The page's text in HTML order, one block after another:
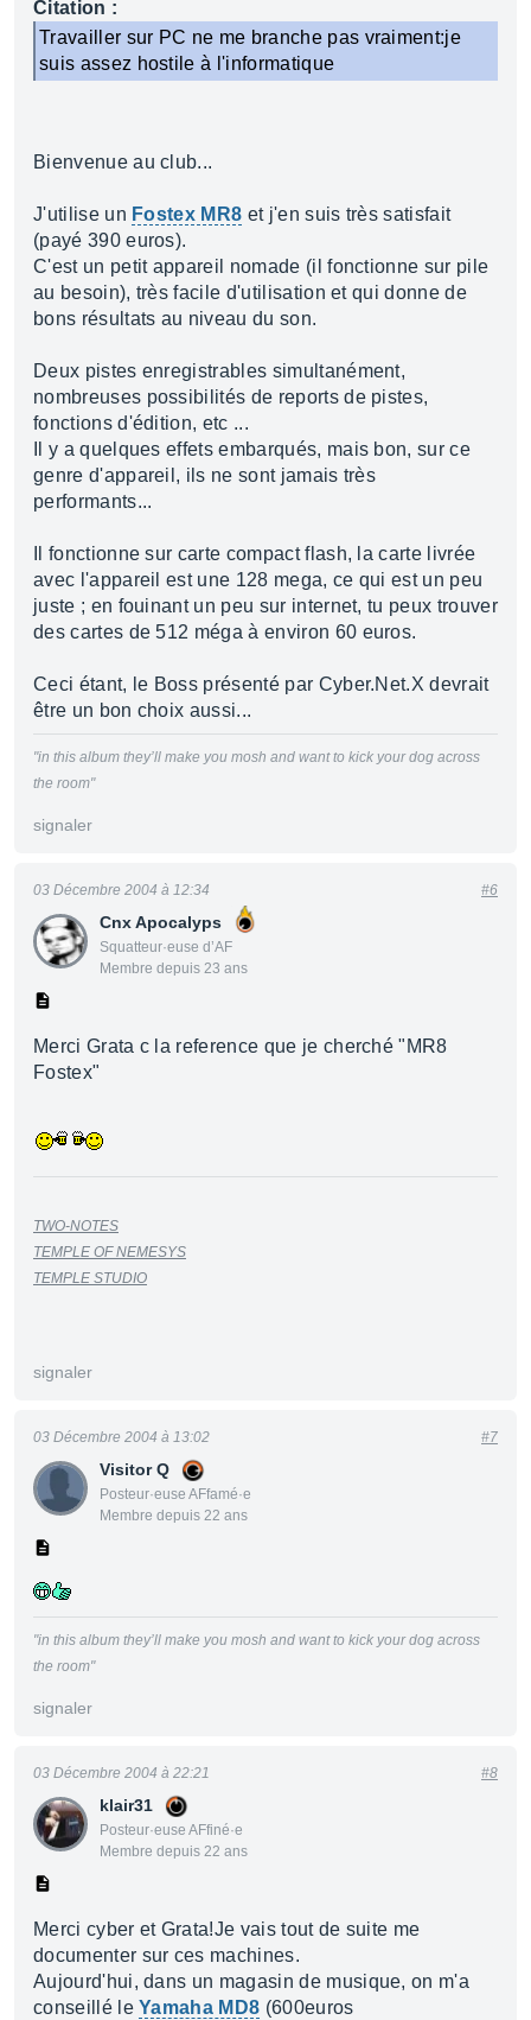
Citation :
Travailler sur PC ne me branche pas vraiment:je
suis assez hostile à l'informatique
Bienvenue au club...
J'utilise un Fostex MR8 et j'en suis très satisfait
(payé 390 euros).
C'est un petit appareil nomade (il fonctionne sur pile
au besoin), très facile d'utilisation et qui donne de
bons résultats au niveau du son.
Deux pistes enregistrables simultanément,
nombreuses possibilités de reports de pistes,
fonctions d'édition, etc ...
Il y a quelques effets embarqués, mais bon, sur ce
genre d'appareil, ils ne sont jamais très
performants...
Il fonctionne sur carte compact flash, la carte livrée
avec l'appareil est une 128 mega, ce qui est un peu
juste ; en fouinant un peu sur internet, tu peux trouver
des cartes de 512 méga à environ 60 euros.
Ceci étant, le Boss présenté par Cyber.Net.X devrait
être un bon choix aussi...
"in this album they’ll make you mosh and want to kick your dog across
the room"
signaler
Cnx Apocalyps
Squatteur·euse d’AF
Membre depuis 23 ans
03 Décembre 2004 à 12:34 #6
Merci Grata c la reference que je cherché "MR8
Fostex"
TWO-NOTES
TEMPLE OF NEMESYS
TEMPLE STUDIO
signaler
Visitor Q
Posteur·euse AFfamé·e
Membre depuis 22 ans
03 Décembre 2004 à 13:02 #7
"in this album they’ll make you mosh and want to kick your dog across
the room"
signaler
klair31
Posteur·euse AFfiné·e
Membre depuis 22 ans
03 Décembre 2004 à 22:21 #8
Merci cyber et Grata!Je vais tout de suite me
documenter sur ces machines.
Aujourd'hui, dans un magasin de musique, on m'a
conseillé leYamaha MD8 (600euros